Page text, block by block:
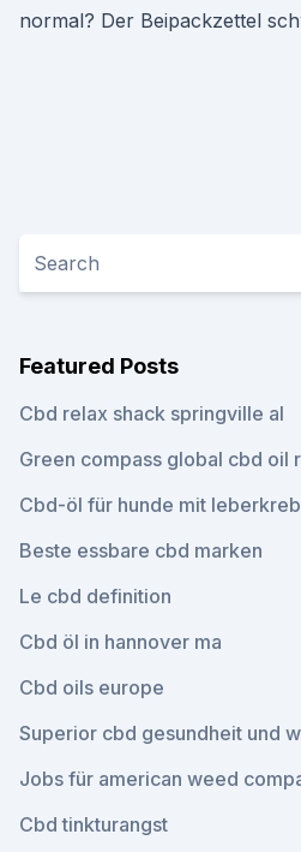
normal? Der Beipackzettel
Featured Posts
Cbd relax shack springville al
Green compass global cbd oil
Cbd-öl für hunde mit
Beste essbare cbd marken
Le cbd definition
Cbd öl in hannover ma
Cbd oils europe
Superior cbd gesundheit und
Jobs für american weed
Cbd tinkturangst